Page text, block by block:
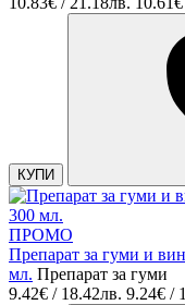
КУПИ
ПРОМО
Препарат за гуми и
мл. Препарат за гуми
9.42€ / 18.42лв. 9.24€ /